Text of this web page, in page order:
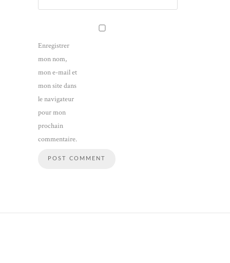
Enregistrer
mon nom,
mon e-mail et
mon site dans
le navigateur
pour mon
prochain
commentaire.